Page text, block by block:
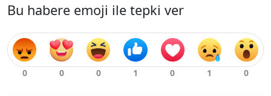
Bu habere emoji ile tepki ver